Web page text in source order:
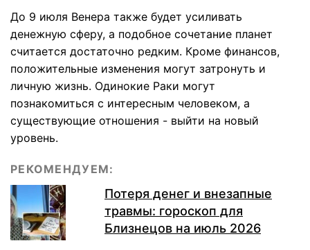
До 9 июля Венера также будет усиливать
денежную сферу, а подобное сочетание планет
считается достаточно редким. Кроме финансов,
положительные изменения могут затронуть и
личную жизнь. Одинокие Раки могут
познакомиться с интересным человеком, а
существующие отношения - выйти на новый
уровень.
РЕКОМЕНДУЕМ:
Потеря денег и внезапные
травмы: гороскоп для
Близнецов на июль 2026